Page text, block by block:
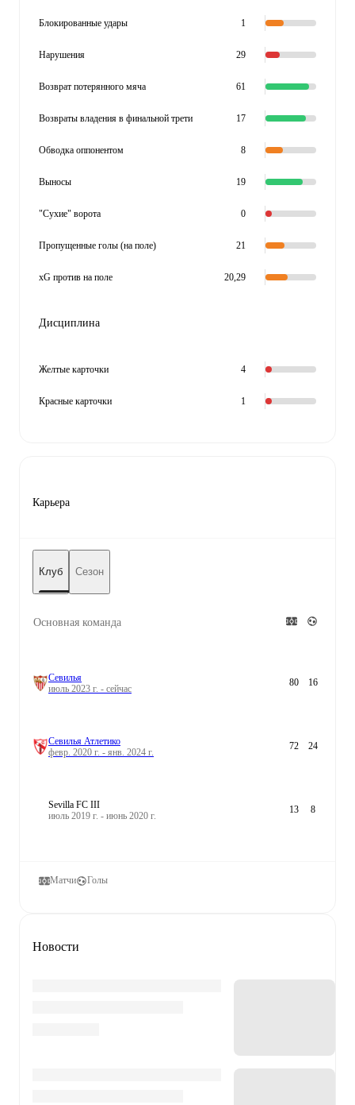
Блокированные удары 1
Нарушения 29
Возврат потерянного мяча 61
Возвраты владения в финальной трети 17
Обводка оппонентом 8
Выносы 19
"Сухие" ворота 0
Пропущенные голы (на поле) 21
xG против на поле 20,29
Дисциплина
Желтые карточки 4
Красные карточки 1
Карьера
Клуб Сезон
Основная команда
Севилья
июль 2023 г. - сейчас
80 16
Севилья Атлетико
февр. 2020 г. - янв. 2024 г.
72 24
Sevilla FC III
июль 2019 г. - июнь 2020 г.
13 8
Матчи Голы
Новости